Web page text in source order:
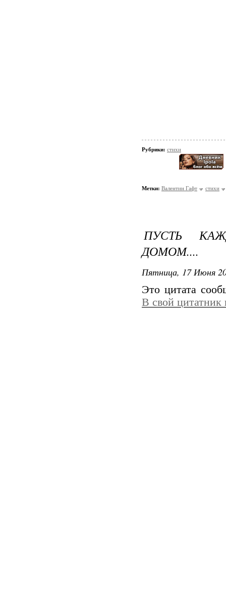
Рубрики: стихи
Метки: Валентин Гафт стихи
ПУСТЬ
ДОМОМ....
Пятница, 17 Июня
Это цитата
В свой цитатник